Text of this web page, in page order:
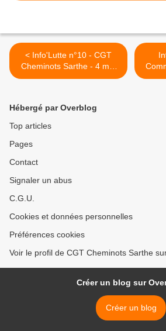
< Info'Lutte n°10 - CGT
Cheminots Sarthe - 4 mai
2018
Hébergé par Overblog
Top articles
Pages
Contact
Signaler un abus
C.G.U.
Cookies et données personnelles
Préférences cookies
Voir le profil de CGT Cheminots Sarthe
Créer un blog sur
Créer un blog